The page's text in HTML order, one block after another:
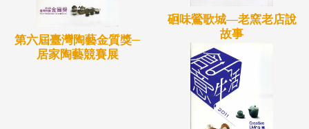
第六屆臺灣陶藝金質獎─
居家陶藝競賽展
硘味鶯歌城—老窯老店說
故事